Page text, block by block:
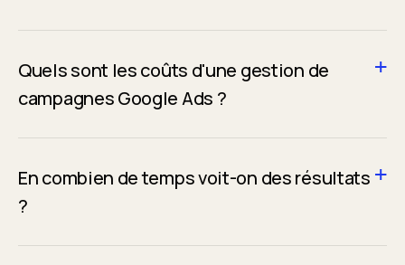
Quels sont les coûts d'une gestion de
campagnes Google Ads ?
En combien de temps voit-on des résultats
?